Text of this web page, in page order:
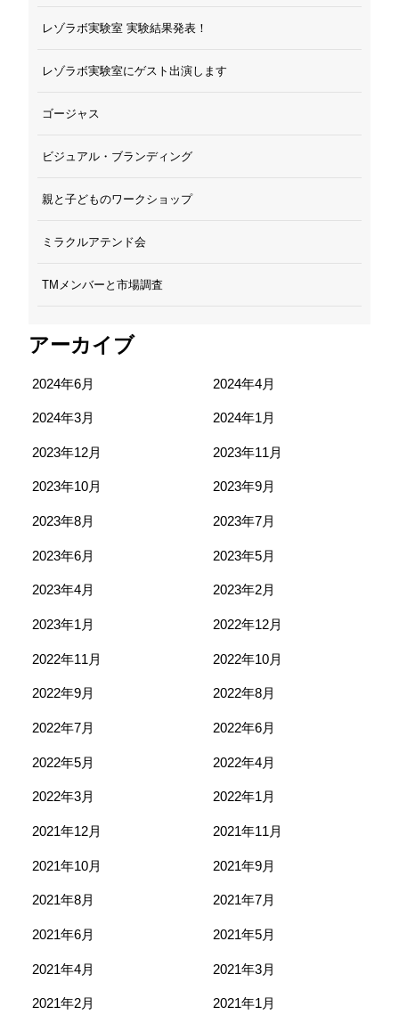
レゾラボ実験室 実験結果発表！
レゾラボ実験室にゲスト出演します
ゴージャス
ビジュアル・ブランディング
親と子どものワークショップ
ミラクルアテンド会
TMメンバーと市場調査
アーカイブ
2024年6月 2024年4月
2024年3月 2024年1月
2023年12月 2023年11月
2023年10月 2023年9月
2023年8月 2023年7月
2023年6月 2023年5月
2023年4月 2023年2月
2023年1月 2022年12月
2022年11月 2022年10月
2022年9月 2022年8月
2022年7月 2022年6月
2022年5月 2022年4月
2022年3月 2022年1月
2021年12月 2021年11月
2021年10月 2021年9月
2021年8月 2021年7月
2021年6月 2021年5月
2021年4月 2021年3月
2021年2月 2021年1月